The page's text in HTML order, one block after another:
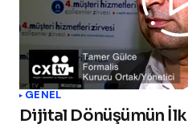
GENEL
Dijital Dönüşümün